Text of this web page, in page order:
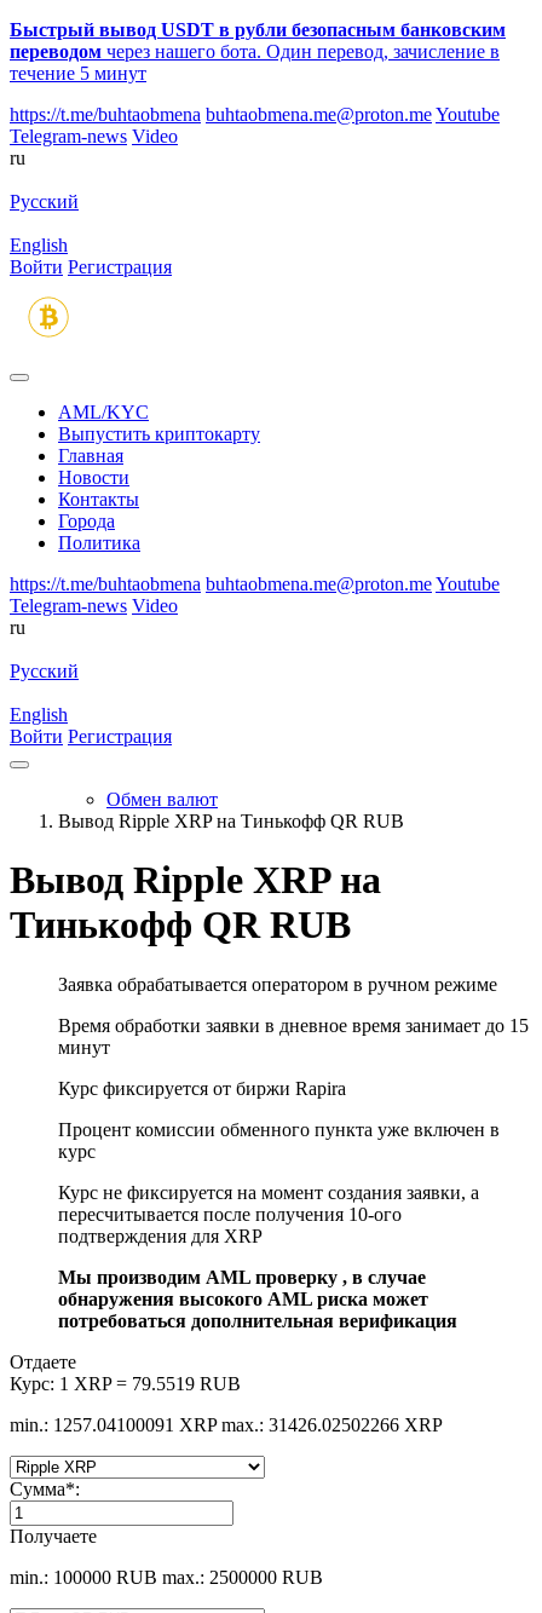
Быстрый вывод USDT в рубли безопасным банковским
переводом через нашего бота. Один перевод, зачисление в
течение 5 минут
https://t.me/buhtaobmena buhtaobmena.me@proton.meYoutube
Telegram-news Video
ru
Русский
English
Войти Регистрация
AML/KYC
Выпустить криптокарту
Главная
Новости
Контакты
Города
Политика
https://t.me/buhtaobmena buhtaobmena.me@proton.meYoutube
Telegram-news Video
ru
Русский
English
Войти Регистрация
Обмен валют
Вывод Ripple XRP на Тинькофф QR RUB
Вывод Ripple XRP на
Тинькофф QR RUB
Заявка обрабатывается оператором в ручном режиме
Время обработки заявки в дневное время занимает до 15
минут
Курс фиксируется от биржи Rapira
Процент комиссии обменного пункта уже включен в
курс
Курс не фиксируется на момент создания заявки, а
пересчитывается после получения 10-ого
подтверждения для XRP
Мы производим AML проверку , в случае
обнаружения высокого AML риска может
потребоваться дополнительная верификация
Отдаете
Курс: 1 XRP = 79.5519 RUB
min.: 1257.04100091 XRP max.: 31426.02502266 XRP
Сумма*:
Получаете
min.: 100000 RUB max.: 2500000 RUB